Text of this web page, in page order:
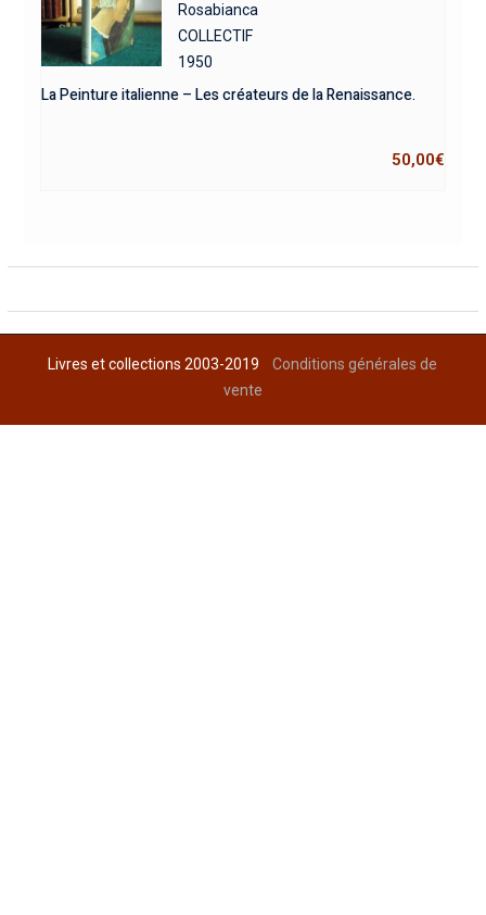
Rosabianca
COLLECTIF
1950
La Peinture italienne – Les créateurs de la Renaissance.
50,00€
Livres et collections 2003-2019Conditions générales de
vente